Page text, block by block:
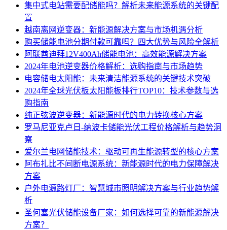
集中式电站需要配储能吗？解析未来能源系统的关键配
置
越南离网逆变器：新能源解决方案与市场机遇分析
购买储能电池分期付款可靠吗？四大优势与风险全解析
阿联酋迪拜12V400Ah储能电池：高效能源解决方案
2024年电池逆变器价格解析：选购指南与市场趋势
电容储电太阳能：未来清洁能源系统的关键技术突破
2024年全球光伏板太阳能板排行TOP10：技术参数与选
购指南
纯正弦波逆变器：新能源时代的电力转换核心方案
罗马尼亚克卢日-纳波卡储能光伏工程价格解析与趋势洞
察
爱尔兰电网储能技术：驱动可再生能源转型的核心方案
阿布扎比不间断电源系统：新能源时代的电力保障解决
方案
户外电源路灯厂：智慧城市照明解决方案与行业趋势解
析
圣何塞光伏储能设备厂家：如何选择可靠的新能源解决
方案？